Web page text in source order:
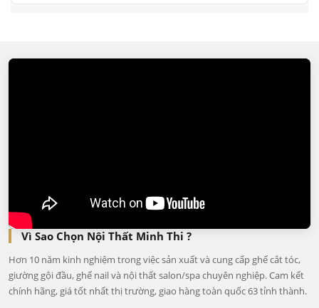
Vì Sao Chọn Nội Thất Minh Thi ?
Hơn 10 năm kinh nghiệm trong việc sản xuất và cung cấp ghế cắt tóc,
giường gội đầu, ghế nail và nội thất salon/spa chuyên nghiệp. Cam kết
chính hãng, giá tốt nhất thị trường, giao hàng toàn quốc 63 tỉnh thành.